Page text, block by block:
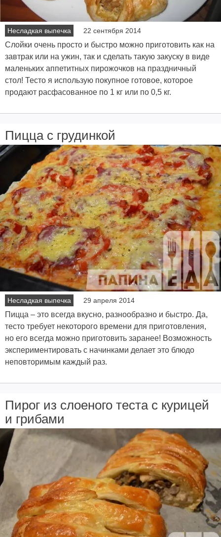
Несладкая выпечка 22 сентября 2014
Слойки очень просто и быстро можно приготовить как на
завтрак или на ужин, так и сделать такую закуску в виде
маленьких аппетитных пирожочков на праздничный
стол! Тесто я использую покупное готовое, которое
продают расфасованное по 1 кг или по 0,5 кг.
Пицца с грудинкой
Несладкая выпечка 29 апреля 2014
Пицца – это всегда вкусно, разнообразно и быстро. Да,
тесто требует некоторого времени для приготовления,
но его всегда можно приготовить заранее! Возможность
экспериментировать с начинками делает это блюдо
неповторимым каждый раз.
Пирог из слоеного теста с курицей
и грибами